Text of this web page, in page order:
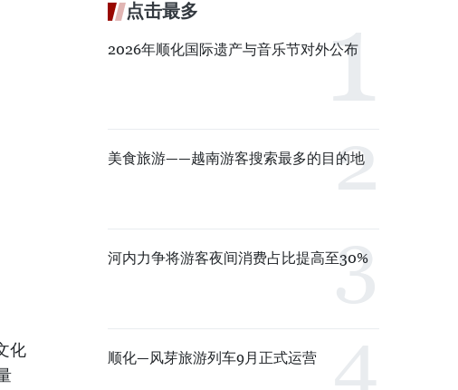
化
点击最多
2026年顺化国际遗产与音乐节对外公布
美食旅游——越南游客搜索最多的目的地
河内力争将游客夜间消费占比提高至30%
顺化—风芽旅游列车9月正式运营